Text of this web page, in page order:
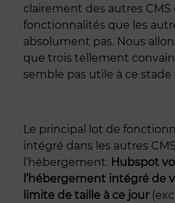
clairement des autres
fonctionnalités que les
absolument pas. Nous
que trois tellement
semble pas utile à ce stade
Le principal lot de
intégré dans les autres
l’hébergement.Hubspot
l’hébergement intégré de
limite de taille à ce jour